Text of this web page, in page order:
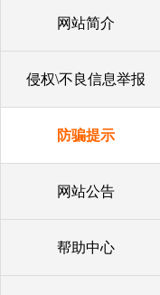
网站简介
侵权\不良信息举报
防骗提示
网站公告
帮助中心